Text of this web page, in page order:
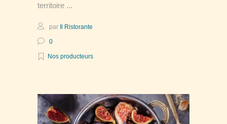
territoire
par Il Ristorante
0
Nos producteurs